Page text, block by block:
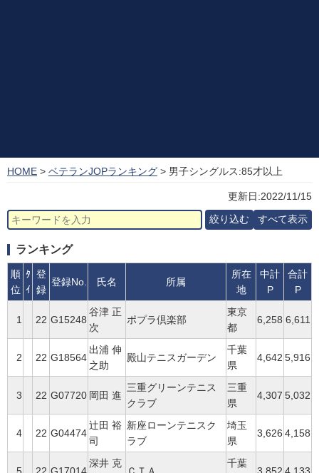
HOME > ベテランJOPランキング > 男子シングルス:85才以上
更新日:2022/11/15
ランキング
順
位
ﾀ
ｲ
登
録
登録No. 氏名 所属
所在
地
中計
P
合計
P
1 22 G15248
谷津 正
次
ポプラ倶楽部
東京
都
6,258 6,611
2 22 G18564
出浦 伸
之助
殿山テニスガーデン
千葉
県
4,642 5,916
3 22 G07720 岡田 進
三重グリーンテニス
クラブ
三重
県
4,307 5,032
4 22 G04474
辻田 裕
司
新座ローンテニスク
ラブ
埼玉
県
3,626 4,158
深井 克
千葉